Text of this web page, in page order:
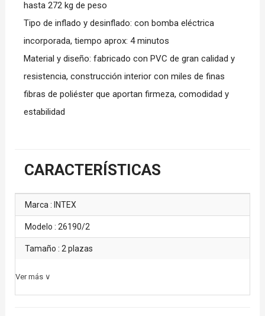
hasta 272 kg de peso
Tipo de inflado y desinflado: con bomba eléctrica
incorporada, tiempo aprox: 4 minutos
Material y diseño: fabricado con PVC de gran calidad y
resistencia, construcción interior con miles de finas
fibras de poliéster que aportan firmeza, comodidad y
estabilidad
CARACTERÍSTICAS
Marca : INTEX
Modelo : 26190/2
Tamaño : 2 plazas
Ver más ∨